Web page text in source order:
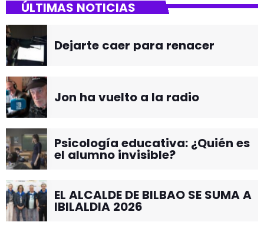
ÚLTIMAS NOTICIAS
Dejarte caer para renacer
Jon ha vuelto a la radio
Psicología educativa: ¿Quién es
el alumno invisible?
EL ALCALDE DE BILBAO SE SUMA A
IBILALDIA 2026